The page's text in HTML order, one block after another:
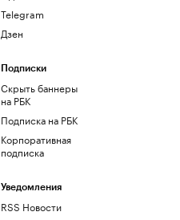
Telegram
Дзен
Подписки
Скрыть баннеры
на РБК
Подписка на РБК
Корпоративная
подписка
Уведомления
RSS Новости